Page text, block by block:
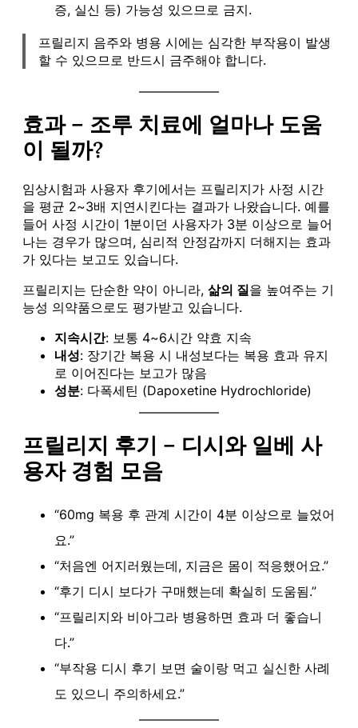
증, 실신 등) 가능성 있으므로 금지.
프릴리지 음주와 병용 시에는 심각한 부작용이 발생
할 수 있으므로 반드시 금주해야 합니다.
효과 – 조루 치료에 얼마나 도움
이 될까?
임상시험과 사용자 후기에서는 프릴리지가 사정 시간
을 평균 2~3배 지연시킨다는 결과가 나왔습니다. 예를
들어 사정 시간이 1분이던 사용자가 3분 이상으로 늘어
나는 경우가 많으며, 심리적 안정감까지 더해지는 효과
가 있다는 보고도 있습니다.
프릴리지는 단순한 약이 아니라, 삶의 질을 높여주는 기
능성 의약품으로도 평가받고 있습니다.
지속시간: 보통 4~6시간 약효 지속
내성: 장기간 복용 시 내성보다는 복용 효과 유지
로 이어진다는 보고가 많음
성분: 다폭세틴 (Dapoxetine Hydrochloride)
프릴리지 후기 – 디시와 일베 사
용자 경험 모음
“60mg 복용 후 관계 시간이 4분 이상으로 늘었어
요.”
“처음엔 어지러웠는데, 지금은 몸이 적응했어요.”
“후기 디시 보다가 구매했는데 확실히 도움됨.”
“프릴리지와 비아그라 병용하면 효과 더 좋습니
다.”
“부작용 디시 후기 보면 술이랑 먹고 실신한 사례
도 있으니 주의하세요.”